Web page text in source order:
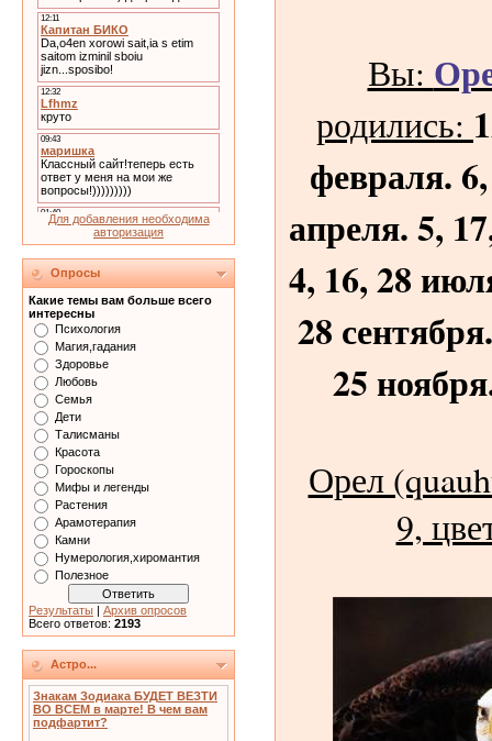
Для добавления необходима
авторизация
Опросы
Какие темы вам больше всего
интересны
Психология
Магия,гадания
Здоровье
Любовь
Семья
Дети
Талисманы
Красота
Гороскопы
Мифы и легенды
Растения
Арамотерапия
Камни
Нумерология,хиромантия
Полезное
Результаты | Архив опросов
Всего ответов: 2193
Астро...
Знакам Зодиака БУДЕТ ВЕЗТИ
ВО ВСЕМ в марте! В чем вам
подфартит?
Вы:
родились:
февраля.
апреля. 5,
4, 16, 28
28
25
Орел
9,